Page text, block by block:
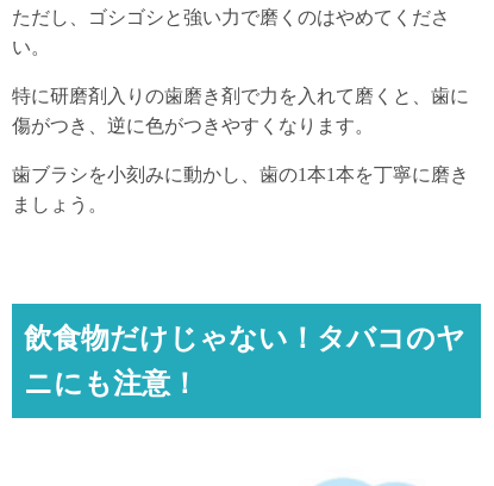
ただし、ゴシゴシと強い力で磨くのはやめてくださ
い。
特に研磨剤入りの歯磨き剤で力を入れて磨くと、歯に
傷がつき、逆に色がつきやすくなります。
歯ブラシを小刻みに動かし、歯の1本1本を丁寧に磨き
ましょう。
飲食物だけじゃない！タバコのヤ
ニにも注意！